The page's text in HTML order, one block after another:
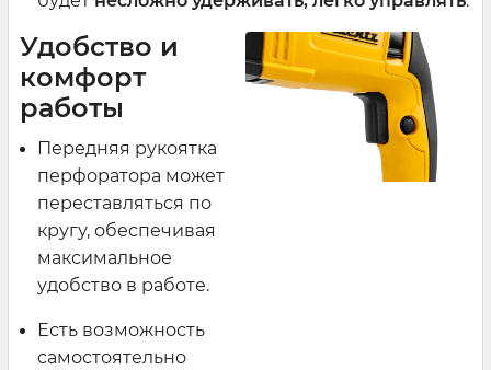
Удобство и
комфорт
работы
Передняя рукоятка
перфоратора может
переставляться по
кругу, обеспечивая
максимальное
удобство в работе.
Есть возможность
самостоятельно